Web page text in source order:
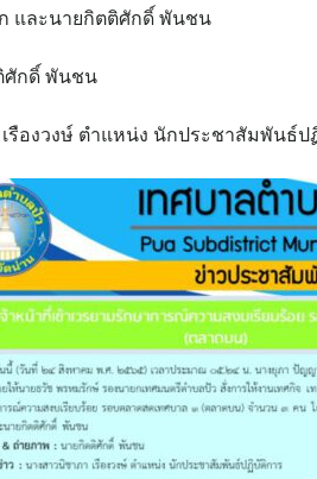
และนายกิตติศักดิ์ พันชน
ศักดิ์ พันชน
รืองวงษ์ ตำแหน่ง นักประชาสัมพันธ์ป